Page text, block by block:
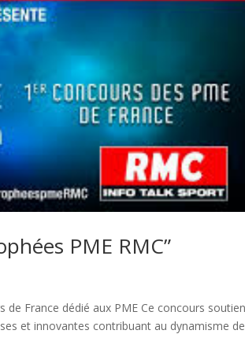
PME RMC”
de France dédié aux PME Ce concours
et innovantes contribuant au dynamisme de